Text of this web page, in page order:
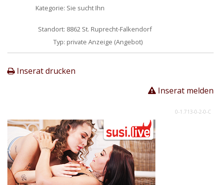
Kategorie: Sie sucht Ihn
Standort: 8862 St. Ruprecht-Falkendorf
Typ: private Anzeige (Angebot)
Inserat drucken
Inserat melden
0-1.713-0-2-0-C